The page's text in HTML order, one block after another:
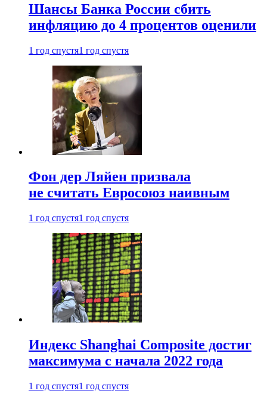
Шансы Банка России сбить
инфляцию до 4 процентов оценили
1 год спустя1 год спустя
Фон дер Ляйен призвала
не считать Евросоюз наивным
1 год спустя1 год спустя
Индекс Shanghai Composite достиг
максимума с начала 2022 года
1 год спустя1 год спустя